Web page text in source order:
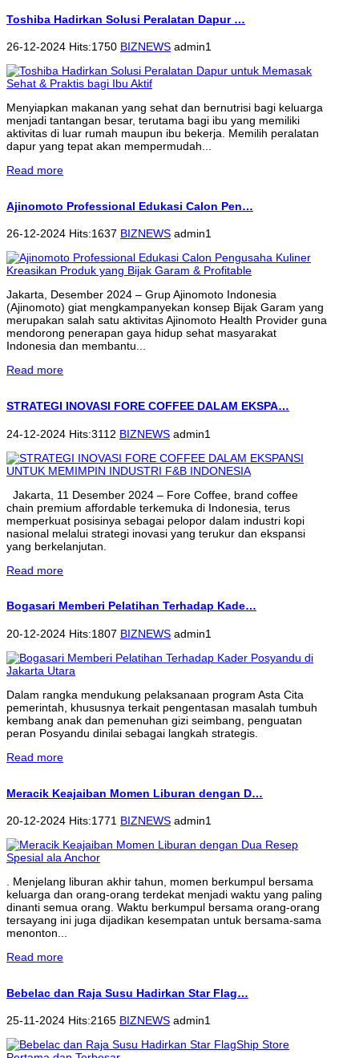
Toshiba Hadirkan Solusi Peralatan Dapur …
26-12-2024 Hits:1750 BIZNEWS admin1
Menyiapkan makanan yang sehat dan bernutrisi bagi keluarga
menjadi tantangan besar, terutama bagi ibu yang memiliki
aktivitas di luar rumah maupun ibu bekerja. Memilih peralatan
dapur yang tepat akan mempermudah...
Read more
Ajinomoto Professional Edukasi Calon Pen…
26-12-2024 Hits:1637 BIZNEWS admin1
Jakarta, Desember 2024 – Grup Ajinomoto Indonesia
(Ajinomoto) giat mengkampanyekan konsep Bijak Garam yang
merupakan salah satu aktivitas Ajinomoto Health Provider guna
mendorong penerapan gaya hidup sehat masyarakat
Indonesia dan membantu...
Read more
STRATEGI INOVASI FORE COFFEE DALAM EKSPA…
24-12-2024 Hits:3112 BIZNEWS admin1
Jakarta, 11 Desember 2024 – Fore Coffee, brand coffee
chain premium affordable terkemuka di Indonesia, terus
memperkuat posisinya sebagai pelopor dalam industri kopi
nasional melalui strategi inovasi yang terukur dan ekspansi
yang berkelanjutan.
Read more
Bogasari Memberi Pelatihan Terhadap Kade…
20-12-2024 Hits:1807 BIZNEWS admin1
Dalam rangka mendukung pelaksanaan program Asta Cita
pemerintah, khususnya terkait pengentasan masalah tumbuh
kembang anak dan pemenuhan gizi seimbang, penguatan
peran Posyandu dinilai sebagai langkah strategis.
Read more
Meracik Keajaiban Momen Liburan dengan D…
20-12-2024 Hits:1771 BIZNEWS admin1
. Menjelang liburan akhir tahun, momen berkumpul bersama
keluarga dan orang-orang terdekat menjadi waktu yang paling
dinanti semua orang. Waktu berkumpul bersama orang-orang
tersayang ini juga dijadikan kesempatan untuk bersama-sama
menonton...
Read more
Bebelac dan Raja Susu Hadirkan Star Flag…
25-11-2024 Hits:2165 BIZNEWS admin1